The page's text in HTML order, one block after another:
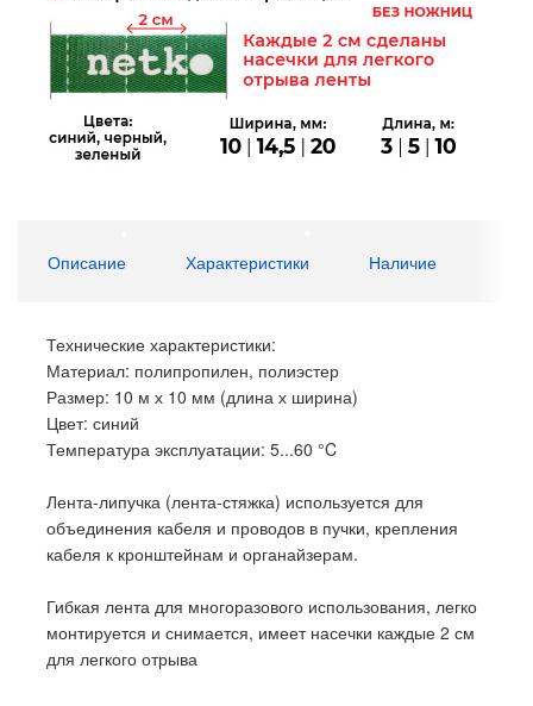
Описание Характеристики Наличие
Технические характеристики:
Материал: полипропилен, полиэстер
Размер: 10 м х 10 мм (длина х ширина)
Цвет: синий
Температура эксплуатации: 5...60 °C
Лента-липучка (лента-стяжка) используется для
объединения кабеля и проводов в пучки, крепления
кабеля к кронштейнам и органайзерам.
Гибкая лента для многоразового использования, легко
монтируется и снимается, имеет насечки каждые 2 см
для легкого отрыва